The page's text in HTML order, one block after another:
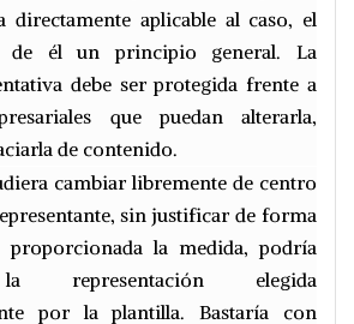
directamente aplicable al caso, el
de él un principio general. La
debe ser protegida frente a
que puedan alterarla,
de contenido.
cambiar libremente de centro
sin justificar de forma
la medida, podría
representación elegida
por la plantilla. Bastaría con